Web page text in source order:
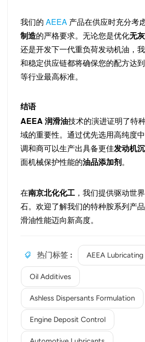
我们的AEEA 产品在供应时充分考
制造的严格要求。无论您是优化无
还是开发下一代重负荷发动机油，
和稳定供应链都将确保您的配方达
等行业最高标准。
结语
AEEA 润滑油技术的演进证明了特
域的重要性。通过优先选用高纯度
调和商可以生产出具备更佳发动机
面机械保护性能的油品添加剂。
在南京北化化工 ，我们提供驱动世
石。欢迎了解我们的特种胺系列产
滑油性能迈向新高度。
热门标签 : AEEA Lubricating
Oil Additives
Ashless Dispersants Formulation
Engine Deposit Control